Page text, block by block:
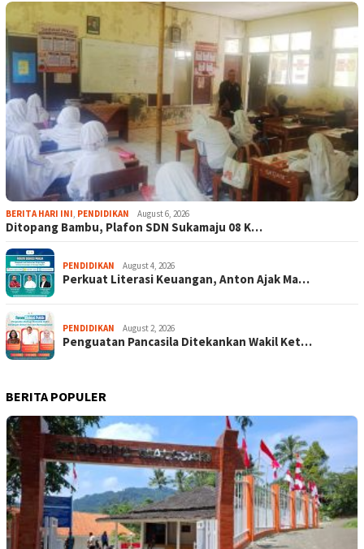
BERITA HARI INI, PENDIDIKAN August 6, 2026
Ditopang Bambu, Plafon SDN Sukamaju 08 K…
PENDIDIKAN August 4, 2026
Perkuat Literasi Keuangan, Anton Ajak Ma…
PENDIDIKAN August 2, 2026
Penguatan Pancasila Ditekankan Wakil Ket…
BERITA POPULER